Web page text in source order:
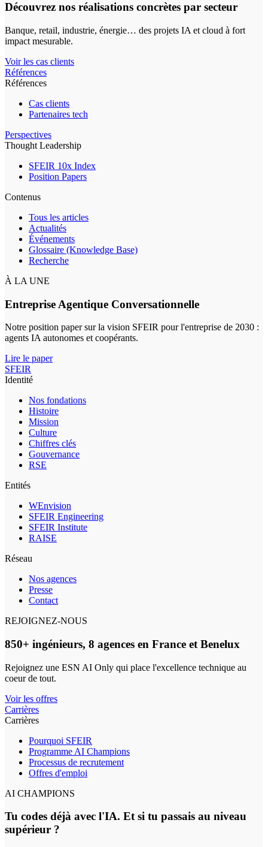
Découvrez nos réalisations concrètes par secteur
Banque, retail, industrie, énergie… des projets IA et cloud à fort
impact mesurable.
Voir les cas clients
Références
Références
Cas clients
Partenaires tech
Perspectives
Thought Leadership
SFEIR 10x Index
Position Papers
Contenus
Tous les articles
Actualités
Événements
Glossaire (Knowledge Base)
Recherche
À LA UNE
Entreprise Agentique Conversationnelle
Notre position paper sur la vision SFEIR pour l'entreprise de 2030 :
agents IA autonomes et coopérants.
Lire le paper
SFEIR
Identité
Nos fondations
Histoire
Mission
Culture
Chiffres clés
Gouvernance
RSE
Entités
WEnvision
SFEIR Engineering
SFEIR Institute
RAISE
Réseau
Nos agences
Presse
Contact
REJOIGNEZ-NOUS
850+ ingénieurs, 8 agences en France et Benelux
Rejoignez une ESN AI Only qui place l'excellence technique au
coeur de tout.
Voir les offres
Carrières
Carrières
Pourquoi SFEIR
Programme AI Champions
Processus de recrutement
Offres d'emploi
AI CHAMPIONS
Tu codes déjà avec l'IA. Et si tu passais au niveau
supérieur ?